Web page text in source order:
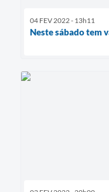
04 FEV 2022 - 13h11
Neste sábado tem